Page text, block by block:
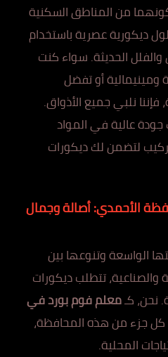
من المناطق السكنية
ديكورية عصرية باستخدام
الحديثة. سواء كنت
أو تفضل
فإننا نلبي جميع الأذواق.
عالية في المواد
لتضمن لك ديكورات
الأحمدي: أصالة وجمال
الواسعة وتنوعها بين
والصناعية، تتطلب ديكورات
نحن، كـمعلم فوم بورد في
كل جزء من هذه المحافظة،
المحلية.